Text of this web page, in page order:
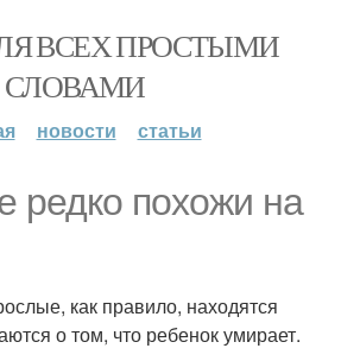
ВСЕХ ПРОСТЫМИ
СЛОВАМИ
новости статьи
редко похожи на
как правило, находятся
о том, что ребенок умирает.